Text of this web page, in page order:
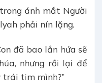
ánh mắt Người
phải nín lặng.
đã bao lần hứa sẽ
nhưng rồi lại để
trái tim mình?”